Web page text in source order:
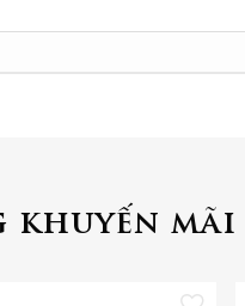
khuyến mãi
yêu thích Thêm vào danh